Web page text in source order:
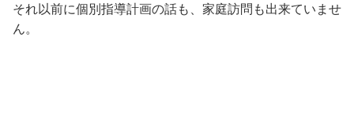
それ以前に個別指導計画の話も、家庭訪問も出来ていませ
ん。